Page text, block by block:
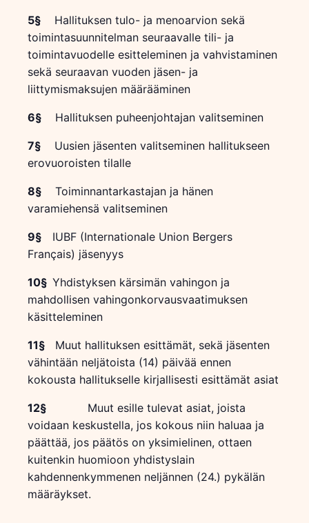
5§ Hallituksen tulo- ja menoarvion sekä
toimintasuunnitelman seuraavalle tili- ja
toimintavuodelle esitteleminen ja vahvistaminen
sekä seuraavan vuoden jäsen- ja
liittymismaksujen määrääminen
6§ Hallituksen puheenjohtajan valitseminen
7§ Uusien jäsenten valitseminen hallitukseen
erovuoroisten tilalle
8§ Toiminnantarkastajan ja hänen
varamiehensä valitseminen
9§ IUBF (Internationale Union Bergers
Français) jäsenyys
10§ Yhdistyksen kärsimän vahingon ja
mahdollisen vahingonkorvausvaatimuksen
käsitteleminen
11§ Muut hallituksen esittämät, sekä jäsenten
vähintään neljätoista (14) päivää ennen
kokousta hallitukselle kirjallisesti esittämät asiat
12§ Muut esille tulevat asiat, joista
voidaan keskustella, jos kokous niin haluaa ja
päättää, jos päätös on yksimielinen, ottaen
kuitenkin huomioon yhdistyslain
kahdennenkymmenen neljännen (24.) pykälän
määräykset.